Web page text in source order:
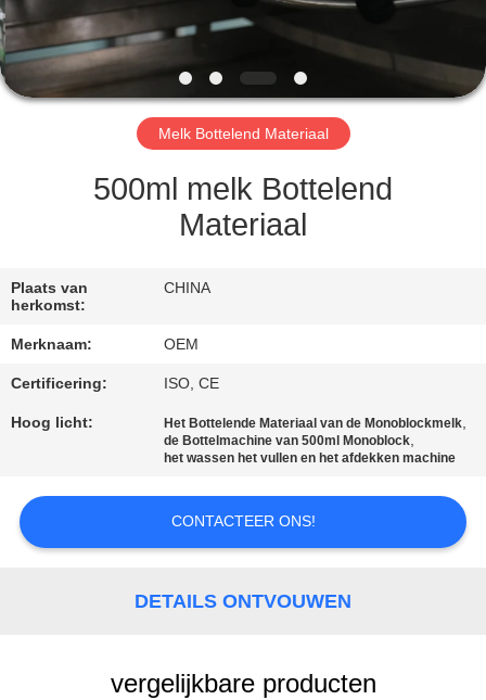
ONS
VERZOEK
SITEMAP
PRIVACY
POLICY
Melk Bottelend Materiaal
500ml melk Bottelend
Materiaal
Plaats van
herkomst:
CHINA
Merknaam: OEM
Certificering: ISO, CE
Hoog licht: Het Bottelende Materiaal van de Monoblockmelk,
de Bottelmachine van 500ml Monoblock,
het wassen het vullen en het afdekken machine
CONTACTEER ONS!
DETAILS ONTVOUWEN
vergelijkbare producten